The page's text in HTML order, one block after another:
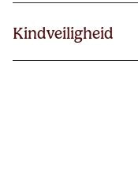
Kindveiligheid